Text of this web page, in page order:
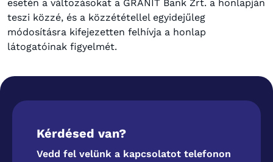
esetén a változásokat a GRÁNIT Bank Zrt. a honlapján
teszi közzé, és a közzététellel egyidejűleg
módosításra kifejezetten felhívja a honlap
látogatóinak figyelmét.
Kérdésed van?
Vedd fel velünk a kapcsolatot telefonon